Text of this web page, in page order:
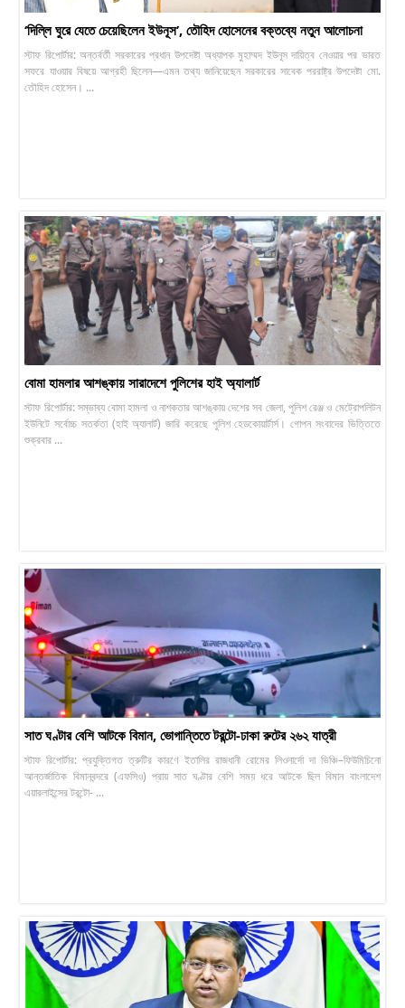
‘দিল্লি ঘুরে যেতে চেয়েছিলেন ইউনূস’, তৌহিদ হোসেনের বক্তব্যে নতুন আলোচনা
স্টাফ রিপোর্টার: অন্তর্বর্তী সরকারের প্রধান উপদেষ্টা অধ্যাপক মুহাম্মদ ইউনূস দায়িত্ব নেওয়ার পর ভারত
সফরে যাওয়ার বিষয়ে আগ্রহী ছিলেন—এমন তথ্য জানিয়েছেন সরকারের সাবেক পররাষ্ট্র উপদেষ্টা মো.
তৌহিদ হোসেন। ...
বোমা হামলার আশঙ্কায় সারাদেশে পুলিশের হাই অ্যালার্ট
স্টাফ রিপোর্টার: সম্ভাব্য বোমা হামলা ও নাশকতার আশঙ্কায় দেশের সব জেলা, পুলিশ রেঞ্জ ও মেট্রোপলিটন
ইউনিটে সর্বোচ্চ সতর্কতা (হাই অ্যালার্ট) জারি করেছে পুলিশ হেডকোয়ার্টার্স। গোপন সংবাদের ভিত্তিতে
শুক্রবার ...
সাত ঘণ্টার বেশি আটকে বিমান, ভোগান্তিতে টরন্টো-ঢাকা রুটের ২৬২ যাত্রী
স্টাফ রিপোর্টার: প্রযুক্তিগত ত্রুটির কারণে ইতালির রাজধানী রোমের লিওনার্দো দা ভিঞ্চি–ফিউমিচিনো
আন্তর্জাতিক বিমানবন্দরে (এফসিও) প্রায় সাত ঘণ্টার বেশি সময় ধরে আটকে ছিল বিমান বাংলাদেশ
এয়ারলাইন্সের টরন্টো- ...